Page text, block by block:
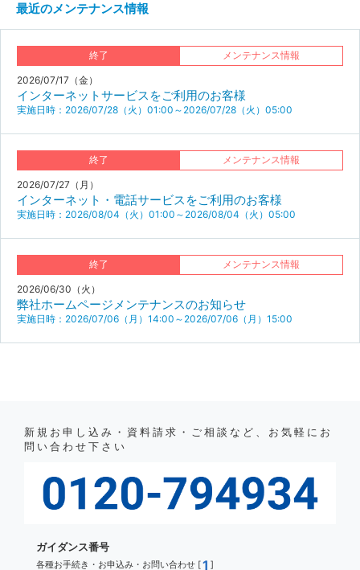
最近のメンテナンス情報
終了 メンテナンス情報
2026/07/17（金）
インターネットサービスをご利用のお客様
実施日時：2026/07/28（火）01:00～2026/07/28（火）05:00
終了 メンテナンス情報
2026/07/27（月）
インターネット・電話サービスをご利用のお客様
実施日時：2026/08/04（火）01:00～2026/08/04（火）05:00
終了 メンテナンス情報
2026/06/30（火）
弊社ホームページメンテナンスのお知らせ
実施日時：2026/07/06（月）14:00～2026/07/06（月）15:00
新規お申し込み・資料請求・ご相談など、お気軽にお
問い合わせ下さい
ガイダンス番号
各種お手続き・お申込み・お問い合わせ [1 ]